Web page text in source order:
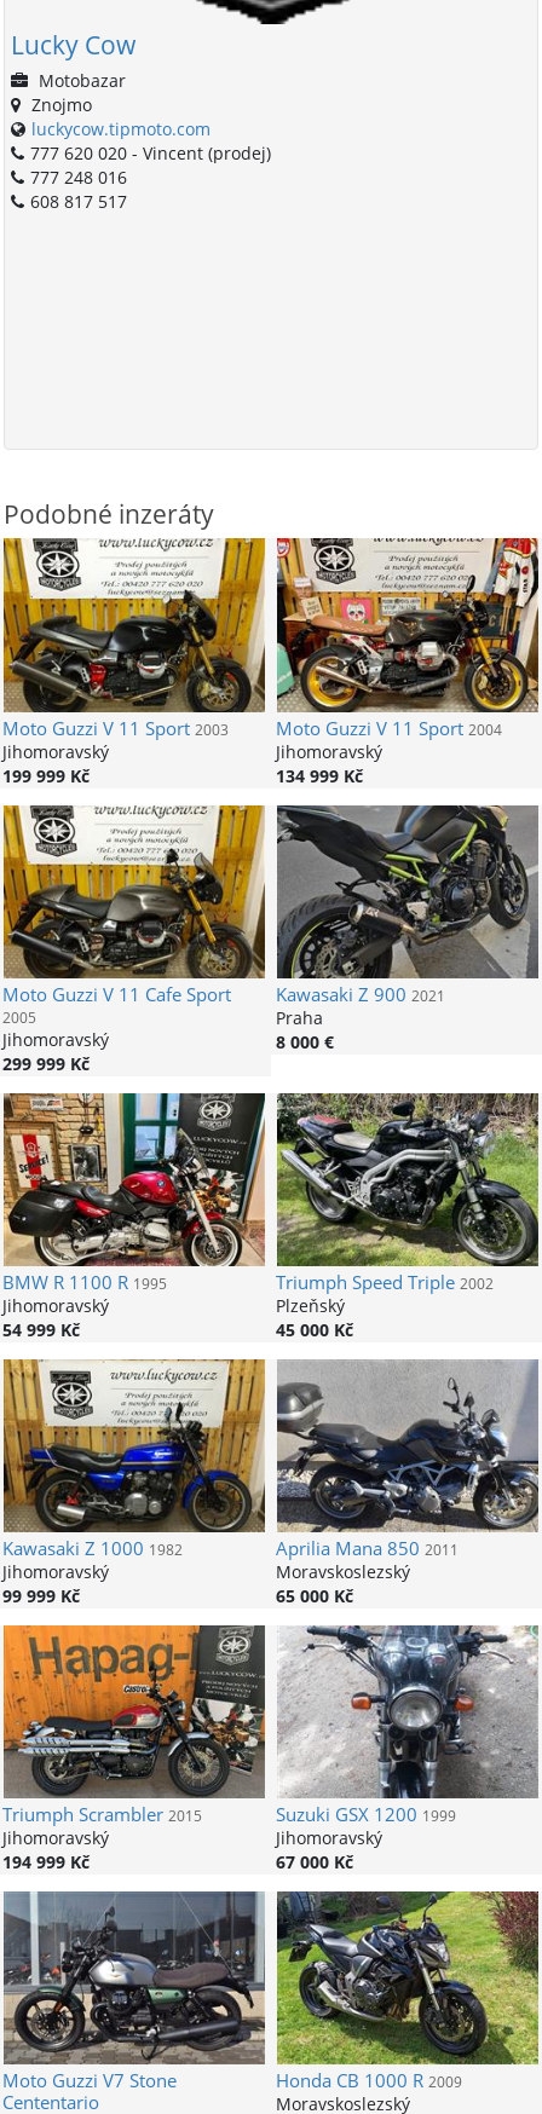
Lucky Cow
Motobazar
Znojmo
luckycow.tipmoto.com
777 620 020 - Vincent (prodej)
777 248 016
608 817 517
Podobné inzeráty
Moto Guzzi V 11 Sport 2003
Jihomoravský
199 999 Kč
Moto Guzzi V 11 Sport 2004
Jihomoravský
134 999 Kč
Moto Guzzi V 11 Cafe Sport
2005
Jihomoravský
299 999 Kč
Kawasaki Z 900 2021
Praha
8 000 €
BMWR 1100 R 1995
Jihomoravský
54 999 Kč
Triumph Speed Triple 2002
Plzeňský
45 000 Kč
Kawasaki Z 1000 1982
Jihomoravský
99 999 Kč
ApriliaMana 850 2011
Moravskoslezský
65 000 Kč
Triumph Scrambler 2015
Jihomoravský
194 999 Kč
Suzuki GSX 1200 1999
Jihomoravský
67 000 Kč
Moto Guzzi V7 Stone
Cententario
HondaCB 1000 R 2009
Moravskoslezský